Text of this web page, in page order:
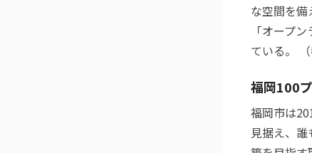
な空間を
「オープ
ている。 （
福岡100
福岡市は
見据え、